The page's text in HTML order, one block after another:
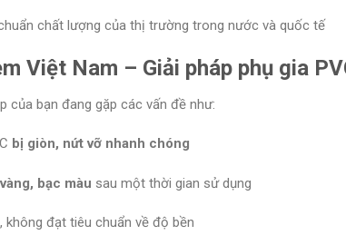
chất lượng của thị trường trong nước và quốc tế
Việt Nam – Giải pháp phụ gia
của bạn đang gặp các vấn đề như:
bị giòn, nứt vỡ nhanh chóng
bạc màu sau một thời gian sử dụng
, không đạt tiêu chuẩn về độ bền